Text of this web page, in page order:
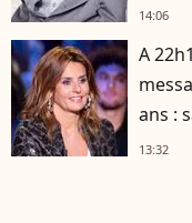
14:06
A
ans :
13:32